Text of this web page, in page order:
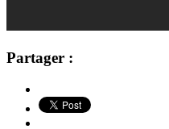
Partager :